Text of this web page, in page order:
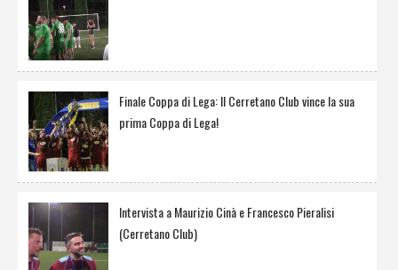
Finale Coppa di Lega: Il Cerretano Club vince la sua
prima Coppa di Lega!
Intervista a Maurizio Cinà e Francesco Pieralisi
(Cerretano Club)